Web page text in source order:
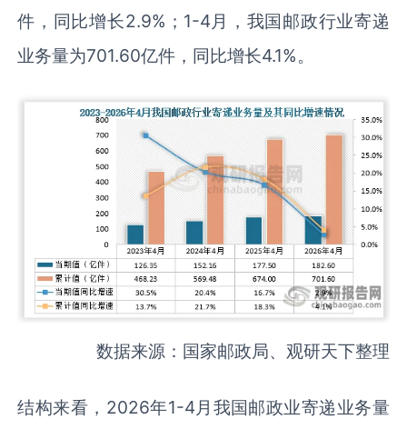
件，同比增长2.9%；1-4月，我国邮政行业寄递
业务量为701.60亿件，同比增长4.1%。
数据来源：国家邮政局、观研天下整理
结构来看，2026年1-4月我国邮政业寄递业务量